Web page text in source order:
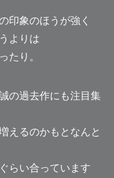
印象のほうが強く
よりは
たり。
の過去作にも注目集
えるのかもとなんと
らい合っています